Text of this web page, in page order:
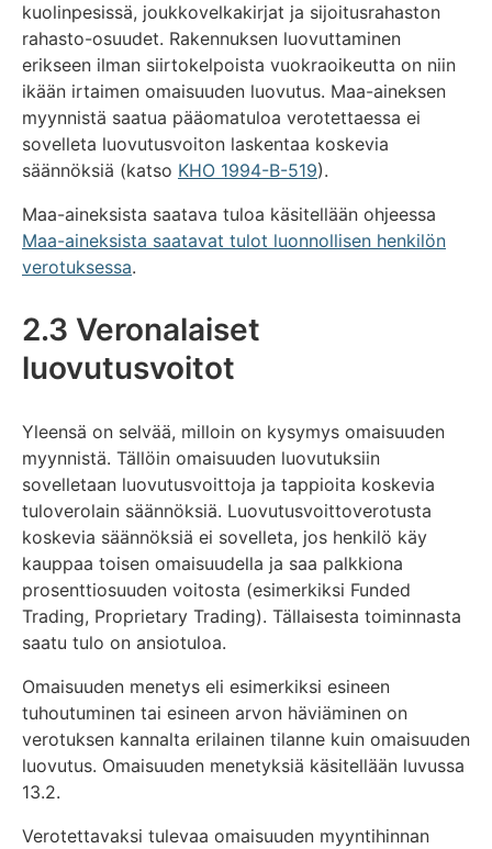
kuolinpesissä, joukkovelkakirjat ja sijoitusrahaston
rahasto-osuudet. Rakennuksen luovuttaminen
erikseen ilman siirtokelpoista vuokraoikeutta on niin
ikään irtaimen omaisuuden luovutus. Maa-aineksen
myynnistä saatua pääomatuloa verotettaessa ei
sovelleta luovutusvoiton laskentaa koskevia
säännöksiä (katso KHO 1994-B-519).
Maa-aineksista saatava tuloa käsitellään ohjeessa
Maa-aineksista saatavat tulot luonnollisen henkilön
verotuksessa.
2.3 Veronalaiset
luovutusvoitot
Yleensä on selvää, milloin on kysymys omaisuuden
myynnistä. Tällöin omaisuuden luovutuksiin
sovelletaan luovutusvoittoja ja tappioita koskevia
tuloverolain säännöksiä. Luovutusvoittoverotusta
koskevia säännöksiä ei sovelleta, jos henkilö käy
kauppaa toisen omaisuudella ja saa palkkiona
prosenttiosuuden voitosta (esimerkiksi Funded
Trading, Proprietary Trading). Tällaisesta toiminnasta
saatu tulo on ansiotuloa.
Omaisuuden menetys eli esimerkiksi esineen
tuhoutuminen tai esineen arvon häviäminen on
verotuksen kannalta erilainen tilanne kuin omaisuuden
luovutus. Omaisuuden menetyksiä käsitellään luvussa
13.2.
Verotettavaksi tulevaa omaisuuden myyntihinnan